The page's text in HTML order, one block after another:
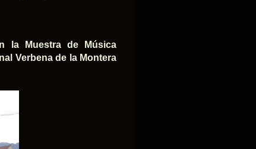
la
Muestra de Música
Verbena de la Montera